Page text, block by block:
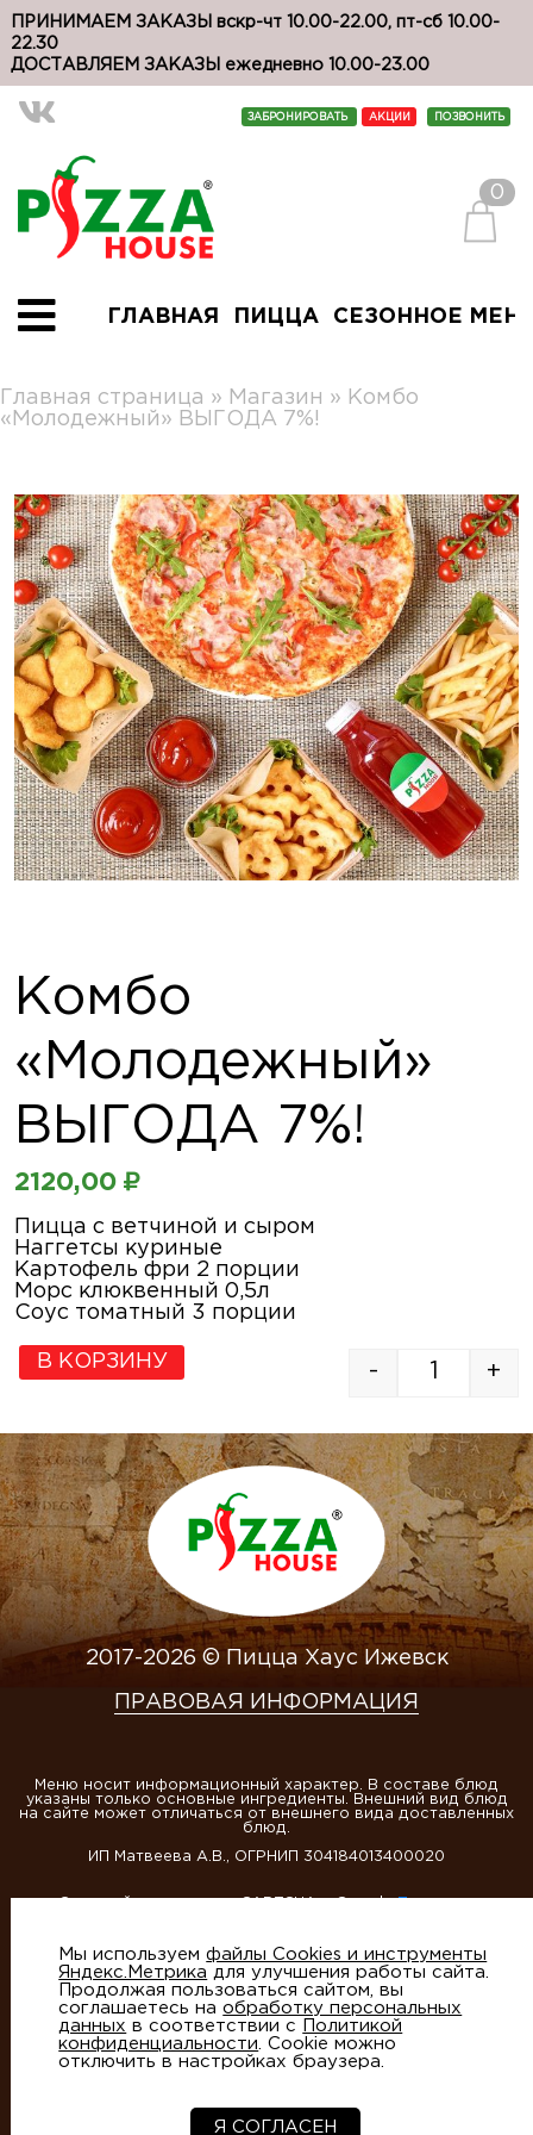
ПРИНИМАЕМ ЗАКАЗЫ вскр-чт 10.00-22.00, пт-сб 10.00-
22.30
ДОСТАВЛЯЕМ ЗАКАЗЫ ежедневно 10.00-23.00
ЗАБРОНИРОВАТЬ АКЦИИ ПОЗВОНИТЬ
0
ГЛАВНАЯ ПИЦЦА СЕЗОННОЕ
Главная страница » Магазин » Комбо
«Молодежный» ВЫГОДА 7%!
Комбо
«Молодежный»
ВЫГОДА 7%!
2120,00 ₽
Пицца с ветчиной и сыром
Наггетсы куриные
Картофель фри 2 порции
Морс клюквенный 0,5л
Соус томатный 3 порции
- +
В КОРЗИНУ
2017-2026 © Пицца Хаус Ижевск
ПРАВОВАЯ ИНФОРМАЦИЯ
Меню носит информационный характер. В составе блюд
указаны только основные ингредиенты. Внешний вид блюд
на сайте может отличаться от внешнего вида доставленных
блюд.
ИП Матвеева А.В., ОГРНИП 304184013400020
Создание сайтов- студия Артико
Мы используемфайлы Cookies и инструменты
Яндекс.Метрика для улучшения работы сайта.
Продолжая пользоваться сайтом, вы
соглашаетесь наобработку персональных
данных в соответствии с
Политикой
конфиденциальности . Cookie можно
отключить в настройках браузера.
Я СОГЛАСЕН